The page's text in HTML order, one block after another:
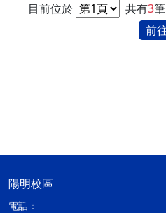
目前位於 共有3筆
前
陽明校區
電話：